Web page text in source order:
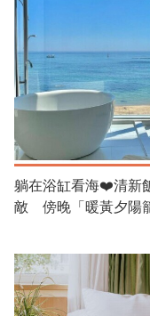
躺在浴缸看海❤️清新
敵 傍晚「暖黃夕陽